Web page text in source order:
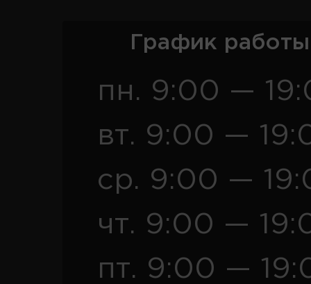
График
пн. 9:00 —
вт. 9:00 —
ср. 9:00 —
чт. 9:00 —
пт. 9:00 —